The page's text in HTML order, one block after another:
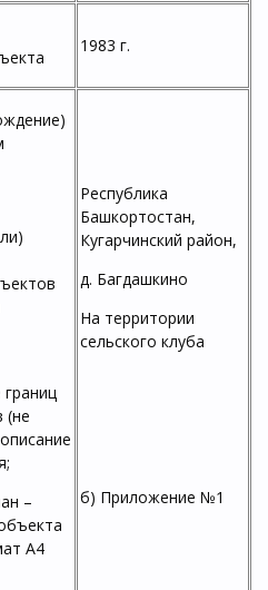
1983 г.
(не
–
А4
Республика
Башкортостан,
Кугарчинский район,
д. Багдашкино
На территории
сельского клуба
б) Приложение №1